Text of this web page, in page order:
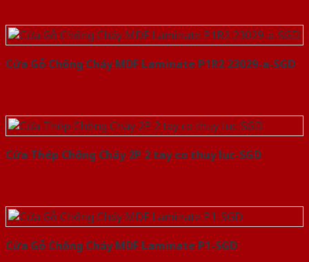
Cửa Gỗ Chống Cháy MDF Laminate P1R2 23029-a-SGD
Cửa Thép Chống Cháy 2P 2 tay co thuy luc-SGD
Cửa Gỗ Chống Cháy MDF Laminate P1-SGD